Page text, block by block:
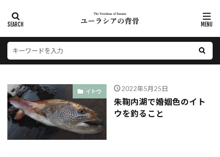
イトウ 2022年5月25日
朱鞠内湖で婚姻色のイト
ウを釣ること